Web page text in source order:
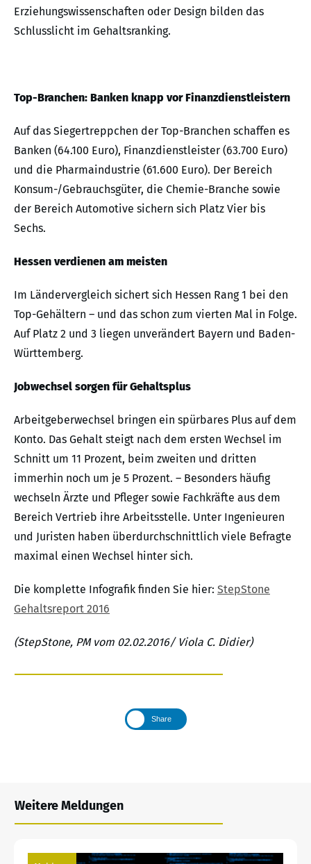
Erziehungswissenschaften oder Design bilden das
Schlusslicht im Gehaltsranking.
Top-Branchen: Banken knapp vor Finanzdienstleistern
Auf das Siegertreppchen der Top-Branchen schaffen es
Banken (64.100 Euro), Finanzdienstleister (63.700 Euro)
und die Pharmaindustrie (61.600 Euro). Der Bereich
Konsum-/Gebrauchsgüter, die Chemie-Branche sowie
der Bereich Automotive sichern sich Platz Vier bis
Sechs.
Hessen verdienen am meisten
Im Ländervergleich sichert sich Hessen Rang 1 bei den
Top-Gehältern – und das schon zum vierten Mal in Folge.
Auf Platz 2 und 3 liegen unverändert Bayern und Baden-
Württemberg.
Jobwechsel sorgen für Gehaltsplus
Arbeitgeberwechsel bringen ein spürbares Plus auf dem
Konto. Das Gehalt steigt nach dem ersten Wechsel im
Schnitt um 11 Prozent, beim zweiten und dritten
immerhin noch um je 5 Prozent. – Besonders häufig
wechseln Ärzte und Pfleger sowie Fachkräfte aus dem
Bereich Vertrieb ihre Arbeitsstelle. Unter Ingenieuren
und Juristen haben überdurchschnittlich viele Befragte
maximal einen Wechsel hinter sich.
Die komplette Infografik finden Sie hier: StepStone
Gehaltsreport 2016
(StepStone, PM vom 02.02.2016/ Viola C. Didier)
Share
Weitere Meldungen